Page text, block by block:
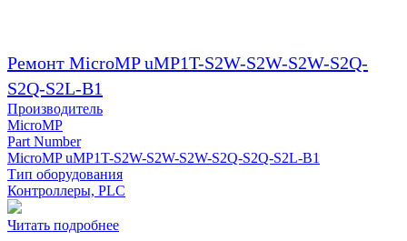
Ремонт MicroMP uMP1T-S2W-S2W-S2W-S2Q-
S2Q-S2L-B1
Производитель
MicroMP
Part Number
MicroMP uMP1T-S2W-S2W-S2W-S2Q-S2Q-S2L-B1
Тип оборудования
Контроллеры, PLC
Читать подробнее